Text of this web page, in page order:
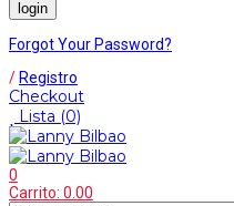
Forgot Your Password?
/ Registro
Checkout
Lista (0)
0
Carrito: 0.00